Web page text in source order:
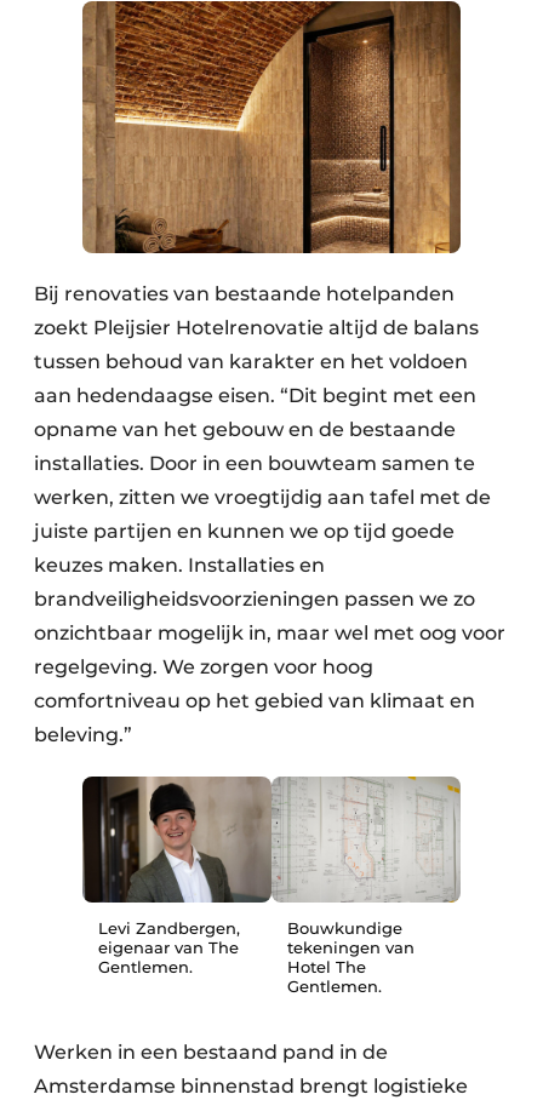
Bij renovaties van bestaande hotelpanden
zoekt Pleijsier Hotelrenovatie altijd de balans
tussen behoud van karakter en het voldoen
aan hedendaagse eisen. “Dit begint met een
opname van het gebouw en de bestaande
installaties. Door in een bouwteam samen te
werken, zitten we vroegtijdig aan tafel met de
juiste partijen en kunnen we op tijd goede
keuzes maken. Installaties en
brandveiligheidsvoorzieningen passen we zo
onzichtbaar mogelijk in, maar wel met oog voor
regelgeving. We zorgen voor hoog
comfortniveau op het gebied van klimaat en
beleving.”
Levi Zandbergen,
eigenaar van The
Gentlemen.
Bouwkundige
tekeningen van
Hotel The
Gentlemen.
Werken in een bestaand pand in de
Amsterdamse binnenstad brengt logistieke